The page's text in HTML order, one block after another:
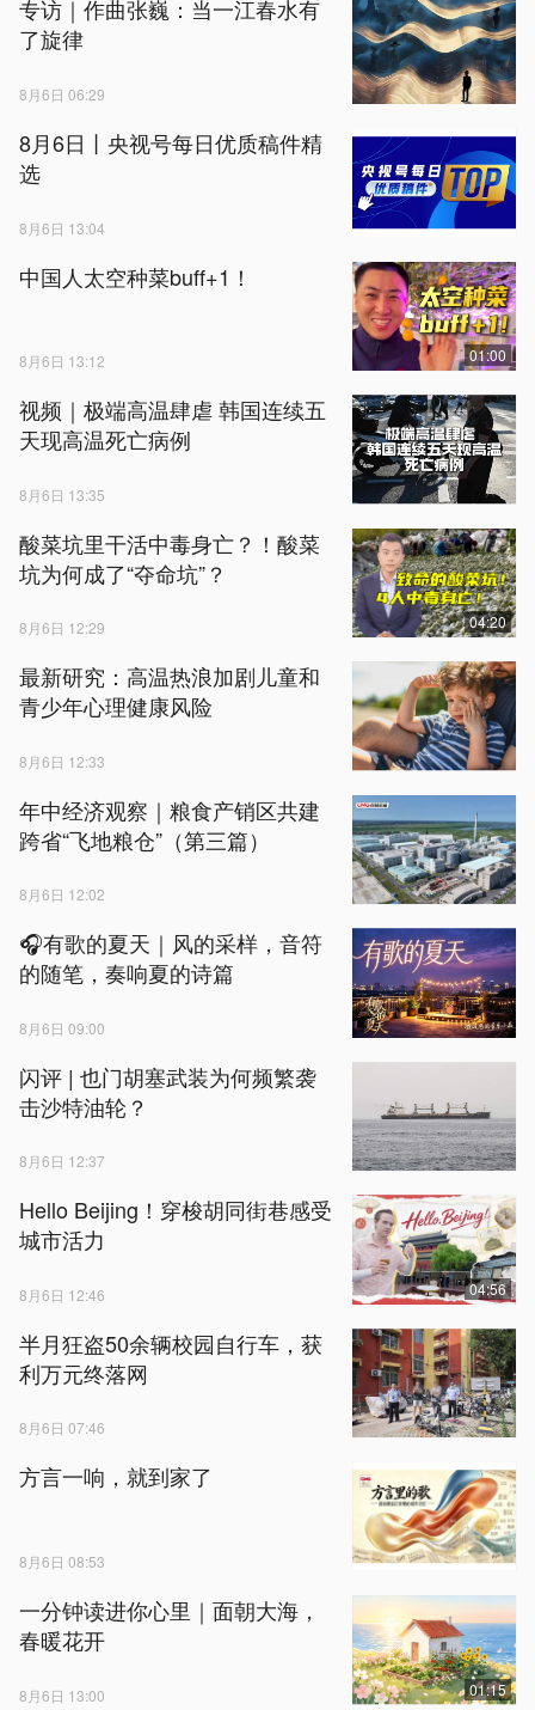
专访｜作曲张巍：当一江春水有
了旋律
8月6日 06:29
8月6日丨央视号每日优质稿件精
选
8月6日 13:04
中国人太空种菜buff+1！
8月6日 13:12 01:00
视频｜极端高温肆虐 韩国连续五
天现高温死亡病例
8月6日 13:35
酸菜坑里干活中毒身亡？！酸菜
坑为何成了“夺命坑”？
8月6日 12:29 04:20
最新研究：高温热浪加剧儿童和
青少年心理健康风险
8月6日 12:33
年中经济观察｜粮食产销区共建
跨省“飞地粮仓”（第三篇）
8月6日 12:02
🎧有歌的夏天｜风的采样，音符
的随笔，奏响夏的诗篇
8月6日 09:00
闪评 | 也门胡塞武装为何频繁袭
击沙特油轮？
8月6日 12:37
Hello Beijing！穿梭胡同街巷感受
城市活力
8月6日 12:46 04:56
半月狂盗50余辆校园自行车，获
利万元终落网
8月6日 07:46
方言一响，就到家了
8月6日 08:53
一分钟读进你心里｜面朝大海，
春暖花开
8月6日 13:00 01:15